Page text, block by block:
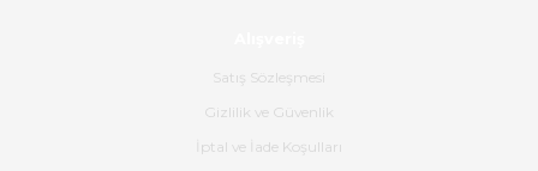
Ürünün kodu XDR-240e-24 yeni
Satış Sözleşmesi
Gizlilik ve Güvenlik
İptal ve İade Koşulları